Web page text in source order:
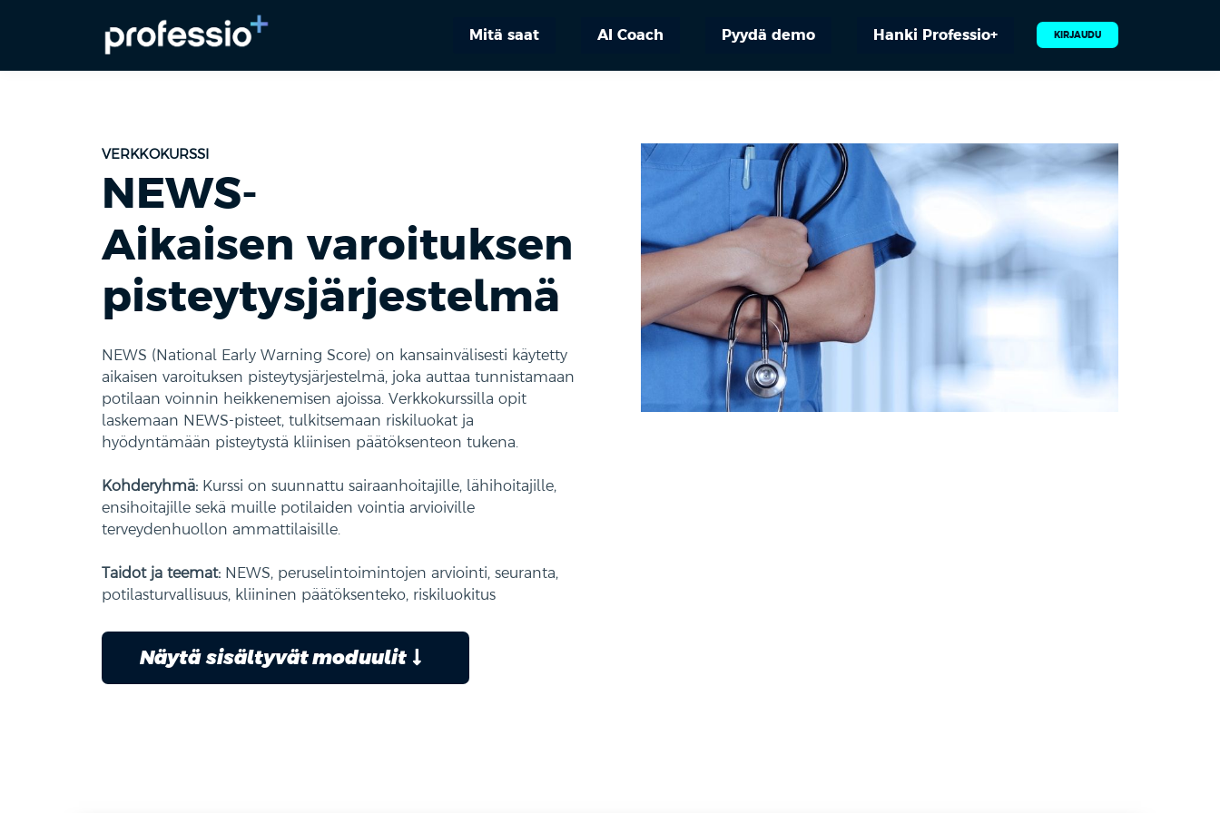
Mitä saat AI Coach Pyydä demo Hanki Professio+ KIRJAUDU
VERKKOKURSSI
NEWS-
Aikaisen varoituksen
pisteytysjärjestelmä
NEWS (National Early Warning Score) on kansainvälisesti käytetty
aikaisen varoituksen pisteytysjärjestelmä, joka auttaa tunnistamaan
potilaan voinnin heikkenemisen ajoissa. Verkkokurssilla opit
laskemaan NEWS-pisteet, tulkitsemaan riskiluokat ja
hyödyntämään pisteytystä kliinisen päätöksenteon tukena.
Kohderyhmä: Kurssi on suunnattu sairaanhoitajille, lähihoitajille,
ensihoitajille sekä muille potilaiden vointia arvioiville
terveydenhuollon ammattilaisille.
Taidot ja teemat: NEWS, peruselintoimintojen arviointi, seuranta,
potilasturvallisuus, kliininen päätöksenteko, riskiluokitus
Näytä sisältyvät moduulit